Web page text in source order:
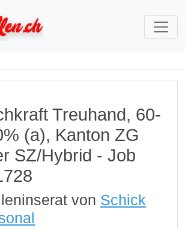
Treuhand, 60-
(a), Kanton ZG
SZ/Hybrid - Job
von Schick